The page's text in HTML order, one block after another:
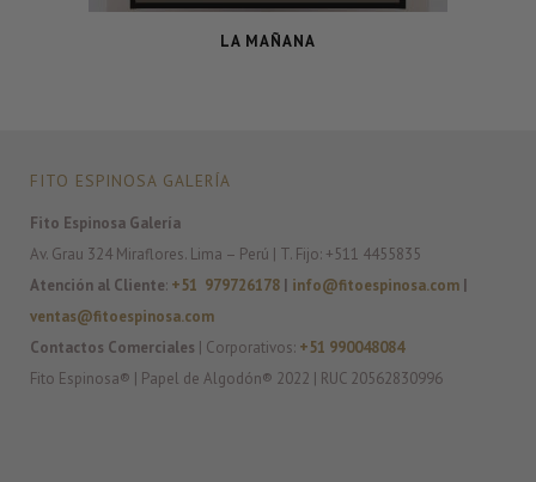
LA MAÑANA
FITO ESPINOSA GALERÍA
Fito Espinosa Galería
Av. Grau 324 Miraflores. Lima – Perú | T. Fijo: +511 4455835
Atención al Cliente: +51 979726178 info@fitoespinosa.com
ventas@fitoespinosa.com
Contactos Comerciales
| Corporativos: +51 990048084
Fito Espinosa® | Papel de Algodón® 2022 | RUC 20562830996